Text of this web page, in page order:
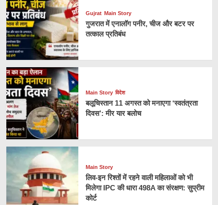
Gujrat Main Story
गुजरात में एनालॉग पनीर, चीज और बटर पर
तत्काल प्रतिबंध
Main Story विदेश
बलूचिस्तान 11 अगस्त को मनाएगा ‘स्वतंत्रता
दिवस’: मीर यार बलोच
Main Story
लिव-इन रिश्तों में रहने वाली महिलाओं को भी
मिलेगा IPC की धारा 498A का संरक्षण: सुप्रीम
कोर्ट